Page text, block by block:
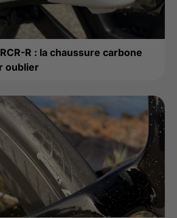
R : la chaussure carbone
oublier